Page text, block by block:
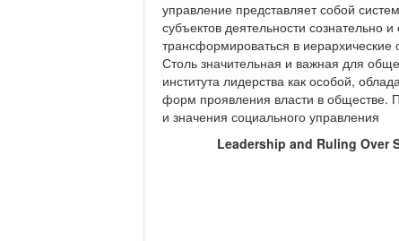
управление представляет собой
субъектов деятельности сознательно
трансформироваться в
Столь значительная и важная для
института лидерства как особой,
форм проявления власти в обществе.
и значения социального управления
Leadership and Ruling Over